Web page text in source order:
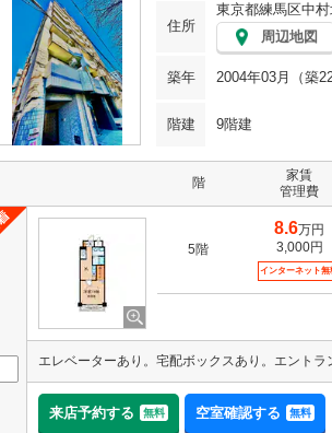
住所
東京都練馬区中村
周辺地図
築年 2004年03月（築22
階建 9階建
階
家賃
管理費
5階
8.6万円
3,000円
インターネット無
来店予約する 無料 空室確認する 無料